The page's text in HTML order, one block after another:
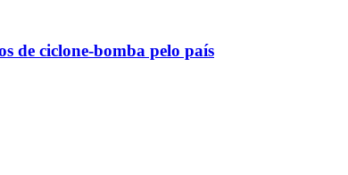
de ciclone-bomba pelo país